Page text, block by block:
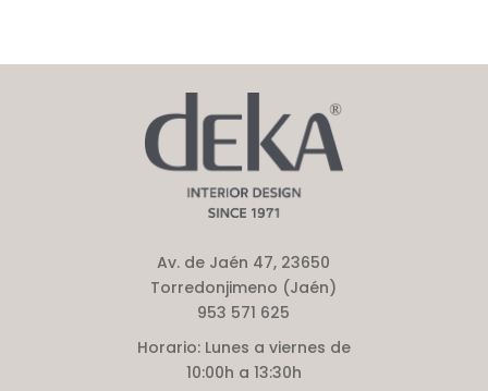
Av. de Jaén 47, 23650
Torredonjimeno (Jaén)
953 571 625
Horario:Lunes a viernes de
10:00h a 13:30h